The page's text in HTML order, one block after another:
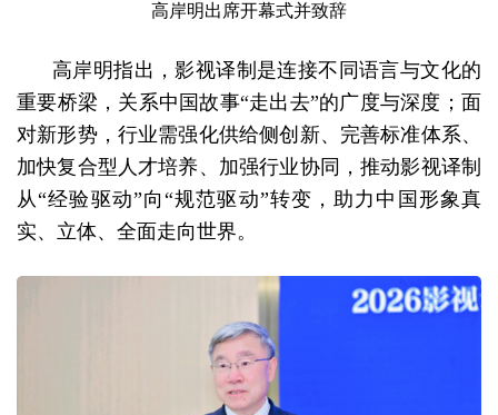
高岸明出席开幕式并致辞
高岸明指出，影视译制是连接不同语言与文化的
重要桥梁，关系中国故事“走出去”的广度与深度；面
对新形势，行业需强化供给侧创新、完善标准体系、
加快复合型人才培养、加强行业协同，推动影视译制
从“经验驱动”向“规范驱动”转变，助力中国形象真
实、立体、全面走向世界。